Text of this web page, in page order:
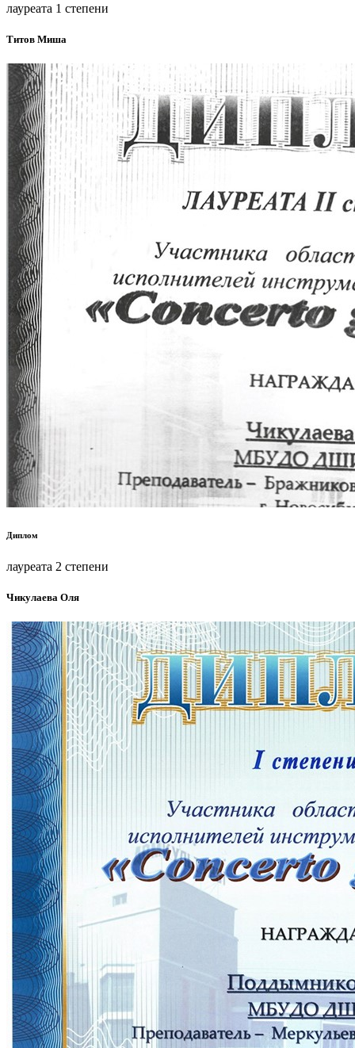
лауреата 1 степени
Титов Миша
Диплом
лауреата 2 степени
Чикулаева Оля